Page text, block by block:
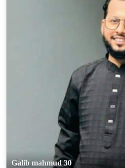
Galib mahmud 30
upload
100%
×10 more